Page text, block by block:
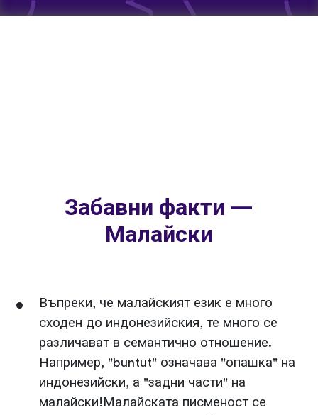
Забавни факти —
Малайски
Въпреки, че малайският език е много
сходен до индонезийския, те много се
различават в семантично отношение.
Например, "buntut" означава "опашка" на
индонезийски, а "задни части" на
малайски!Малайската писменост се